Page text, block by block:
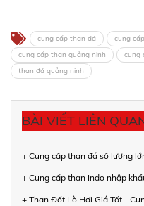
cung cấp than đá cung
cung cấp than quảng ninh
cung
than đá quảng ninh
BÀI VIẾT LIÊN
+ Cung cấp than đá số lượng
+ Cung cấp than Indo nhập
+ Than Đốt Lò Hơi Giá Tốt -